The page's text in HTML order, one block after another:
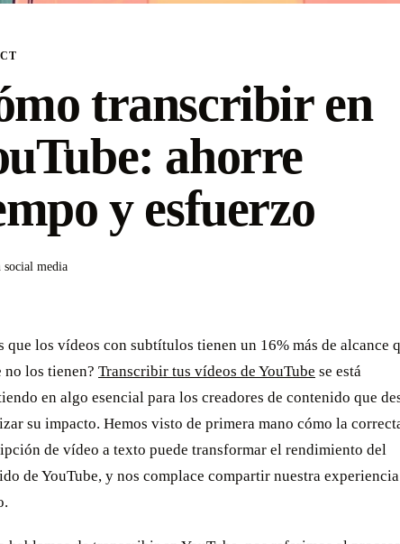
transcribir en
ahorre
y esfuerzo
social media
que los vídeos con subtítulos tienen un 16% más de alcance
no los tienen? Transcribir tus vídeos de YouTube se está
en algo esencial para los creadores de contenido que
su impacto. Hemos visto de primera mano cómo la
de vídeo a texto puede transformar el rendimiento del
de YouTube, y nos complace compartir nuestra experiencia